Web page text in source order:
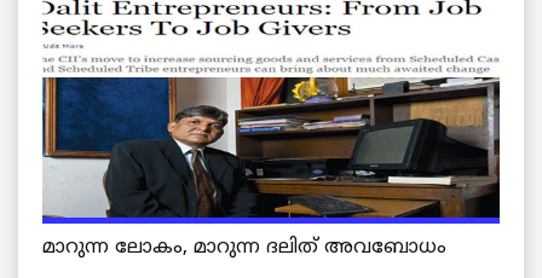
മാറുന്ന ലോകം, മാറുന്ന ദലിത് അവബോധം